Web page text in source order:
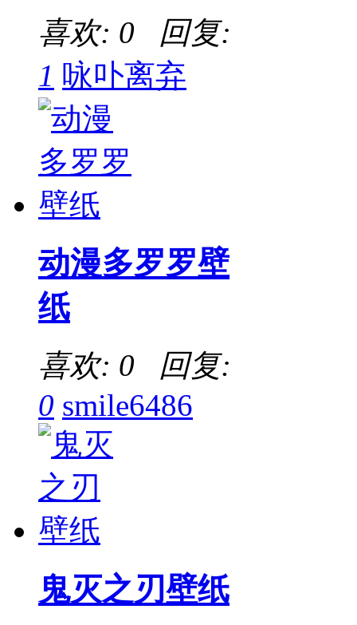
喜欢: 0 回复:
1 咏卟离弃
动漫多罗罗壁
纸
喜欢: 0 回复:
0 smile6486
鬼灭之刃壁纸